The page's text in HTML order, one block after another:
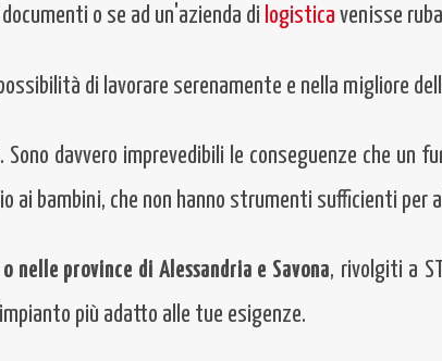
o se ad un'azienda di logisticavenisse
di lavorare serenamente e nella migliore
davvero imprevedibili le conseguenze che un
ai bambini, che non hanno strumenti sufficienti
nelle province di Alessandria e Savona, rivolgiti a
più adatto alle tue esigenze.